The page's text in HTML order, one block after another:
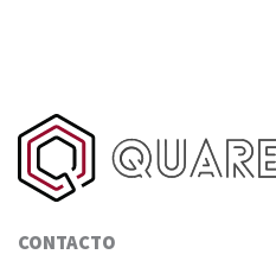
CONTACTO